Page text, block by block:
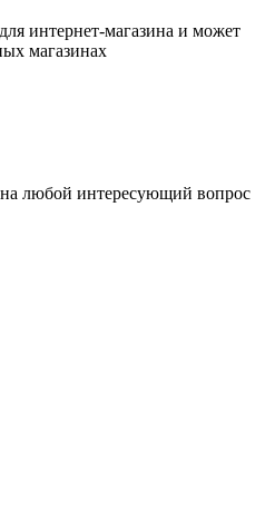
интернет-магазина и может
магазинах
любой интересующий вопрос